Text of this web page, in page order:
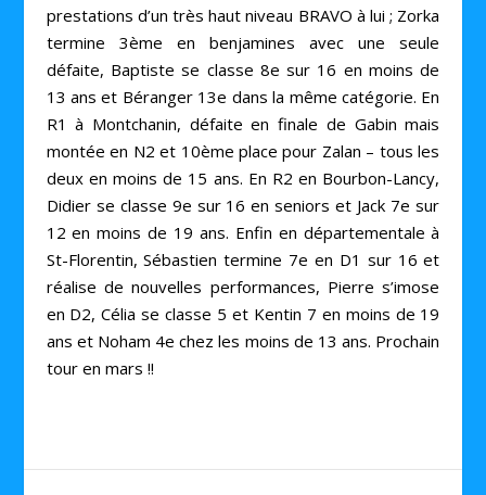
prestations d’un très haut niveau BRAVO à lui ; Zorka
termine 3ème en benjamines avec une seule
défaite, Baptiste se classe 8e sur 16 en moins de
13 ans et Béranger 13e dans la même catégorie. En
R1 à Montchanin, défaite en finale de Gabin mais
montée en N2 et 10ème place pour Zalan – tous les
deux en moins de 15 ans. En R2 en Bourbon-Lancy,
Didier se classe 9e sur 16 en seniors et Jack 7e sur
12 en moins de 19 ans. Enfin en départementale à
St-Florentin, Sébastien termine 7e en D1 sur 16 et
réalise de nouvelles performances, Pierre s’imose
en D2, Célia se classe 5 et Kentin 7 en moins de 19
ans et Noham 4e chez les moins de 13 ans. Prochain
tour en mars !!